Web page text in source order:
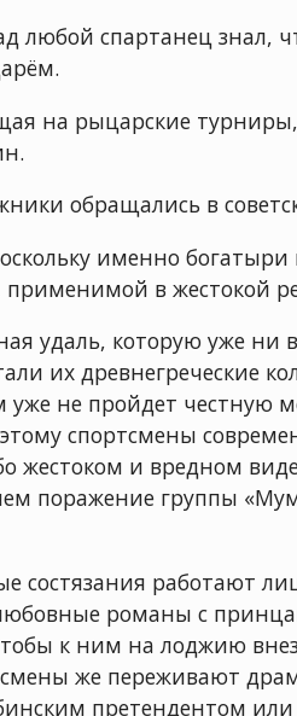
любой спартанец знал,
на рыцарские
обращались в
именно богатыри
в жестокой
удаль, которую уже
их древнегреческие
уже не пройдет
спортсмены
жестоком и вредном
чем поражение группы
состязания работают
романы с
к ним на лоджию
же переживают
претендентом